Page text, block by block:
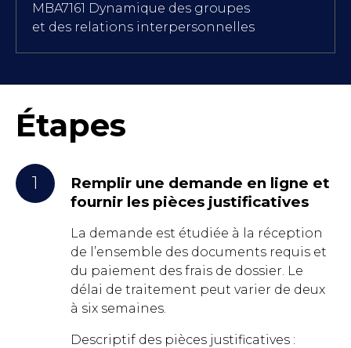
MBA7161 Dynamique des groupes
et des relations interpersonnelles
Étapes
1
Remplir une demande en ligne et
fournir les pièces justificatives
La demande est étudiée à la réception
de l’ensemble des documents requis et
du paiement des frais de dossier. Le
délai de traitement peut varier de deux
à six semaines.
Descriptif des pièces justificatives :